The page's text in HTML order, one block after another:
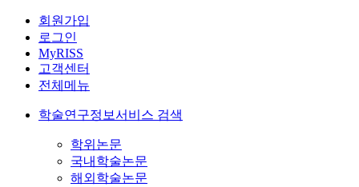
회원가입
로그인
MyRISS
고객센터
전체메뉴
학술연구정보서비스 검색
학위논문
국내학술논문
해외학술논문